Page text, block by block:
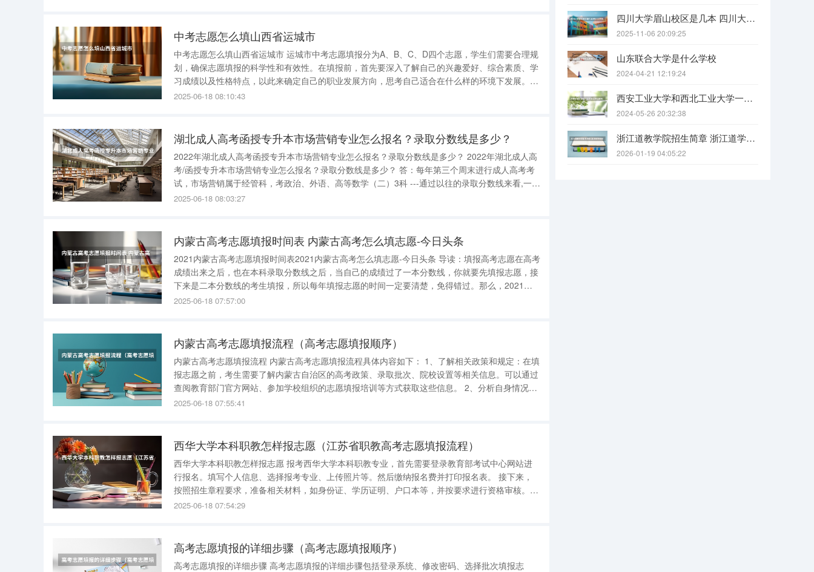
中考志愿怎么填山西省运城市
中考志愿怎么填山西省运城市 运城市中考志愿填报分为A、B、C、D四个志愿，学生们需要合理规
划，确保志愿填报的科学性和有效性。在填报前，首先要深入了解自己的兴趣爱好、综合素质、学
习成绩以及性格特点，以此来确定自己的职业发展方向，思考自己适合在什么样的环境下发展。
填报志愿时，学生应优先选择自己的理想学校作为第一志愿，然后根据自己的排名情况和学校往年
2025-06-18 08:10:43
湖北成人高考函授专升本市场营销专业怎么报名？录取分数线是多少？
2022年湖北成人高考函授专升本市场营销专业怎么报名？录取分数线是多少？ 2022年湖北成人高
考/函授专升本市场营销专业怎么报名？录取分数线是多少？ 答：每年第三个周末进行成人高考考
试，市场营销属于经管科，考政治、外语、高等数学（二）3科 ---通过以往的录取分数线来看,一般
专升本市场营销录取线是在120分左右, 【年龄满25周岁可降低20分录取】,总分是450分,考到分数
2025-06-18 08:03:27
内蒙古高考志愿填报时间表 内蒙古高考怎么填志愿-今日头条
2021内蒙古高考志愿填报时间表2021内蒙古高考怎么填志愿-今日头条 导读：填报高考志愿在高考
成绩出来之后，也在本科录取分数线之后，当自己的成绩过了一本分数线，你就要先填报志愿，接
下来是二本分数线的考生填报，所以每年填报志愿的时间一定要清楚，免得错过。那么，2021内
蒙古高考什么时候填志愿？2021内蒙古高考怎么填志愿呢？和小编一起去查询2021内蒙古高考志
2025-06-18 07:57:00
内蒙古高考志愿填报流程（高考志愿填报顺序）
内蒙古高考志愿填报流程 内蒙古高考志愿填报流程具体内容如下： 1、了解相关政策和规定：在填
报志愿之前，考生需要了解内蒙古自治区的高考政策、录取批次、院校设置等相关信息。可以通过
查阅教育部门官方网站、参加学校组织的志愿填报培训等方式获取这些信息。 2、分析自身情况：
考生需要根据自己的高考成绩、兴趣爱好、未来发展规划等因素，对自己的专业和学校进行合理的
2025-06-18 07:55:41
西华大学本科职教怎样报志愿（江苏省职教高考志愿填报流程）
西华大学本科职教怎样报志愿 报考西华大学本科职教专业，首先需要登录教育部考试中心网站进
行报名。填写个人信息、选择报考专业、上传照片等。然后缴纳报名费并打印报名表。 接下来，
按照招生章程要求，准备相关材料，如身份证、学历证明、户口本等，并按要求进行资格审核。
审核通过后，参加招生考试。 考试合格后，按照招生章程规定的时间和方式进行志愿填报。填报
2025-06-18 07:54:29
高考志愿填报的详细步骤（高考志愿填报顺序）
高考志愿填报的详细步骤 高考志愿填报的详细步骤包括登录系统、修改密码、选择批次填报志
四川大学眉山校区是几本 四川大学锦江学院是几本？咋样？
2025-11-06 20:09:25
山东联合大学是什么学校
2024-04-21 12:19:24
西安工业大学和西北工业大学一样吗
2024-05-26 20:32:38
浙江道教学院招生简章 浙江道学院报考条件要求
2026-01-19 04:05:22